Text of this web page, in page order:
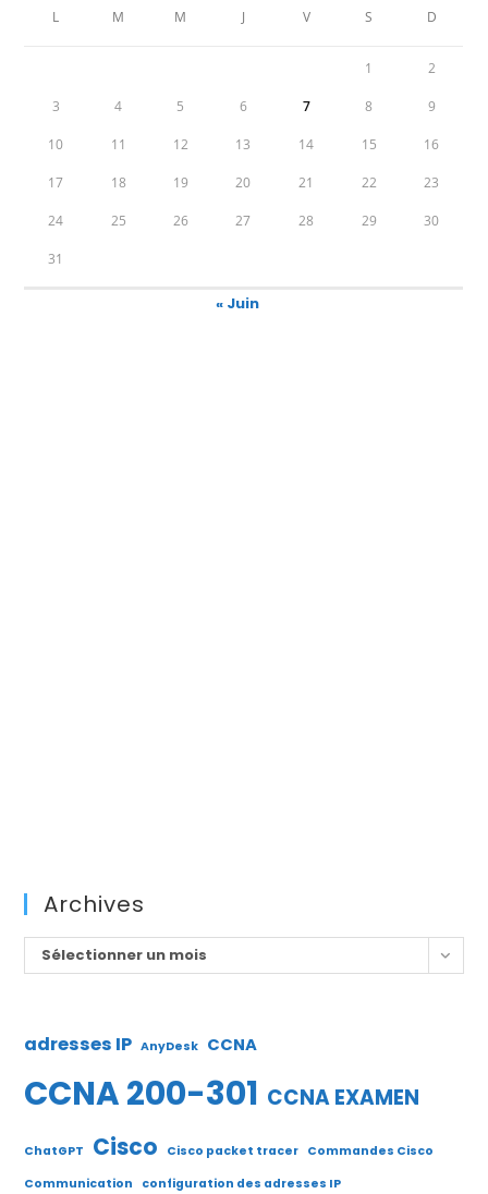
L M M J V S D
1 2
3 4 5 6 7 8 9
10 11 12 13 14 15 16
17 18 19 20 21 22 23
24 25 26 27 28 29 30
31
« Juin
Archives
Archives
Sélectionner un mois
adresses IP AnyDesk CCNA
CCNA 200-301 CCNA EXAMEN
ChatGPT Cisco Cisco packet tracer Commandes Cisco
Communication
configuration des adresses IP